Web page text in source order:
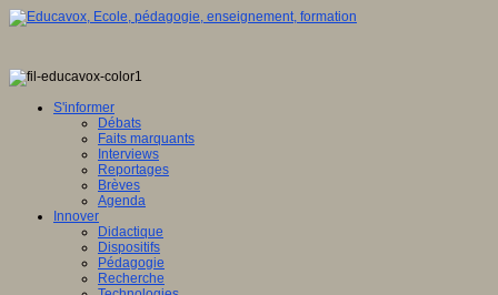
S'informer
Débats
Faits marquants
Interviews
Reportages
Brèves
Agenda
Innover
Didactique
Dispositifs
Pédagogie
Recherche